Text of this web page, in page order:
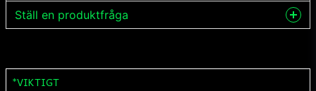
Ställ en produktfråga
*VIKTIGT